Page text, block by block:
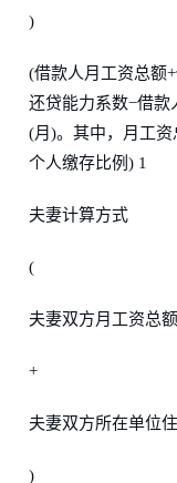
)
(借款人月工资总额
还贷能力系数−借款
(月)。其中，月工
个人缴存比例) 1
夫妻计算方式
(
夫妻双方月工资总额
+
夫妻双方所在单位
)